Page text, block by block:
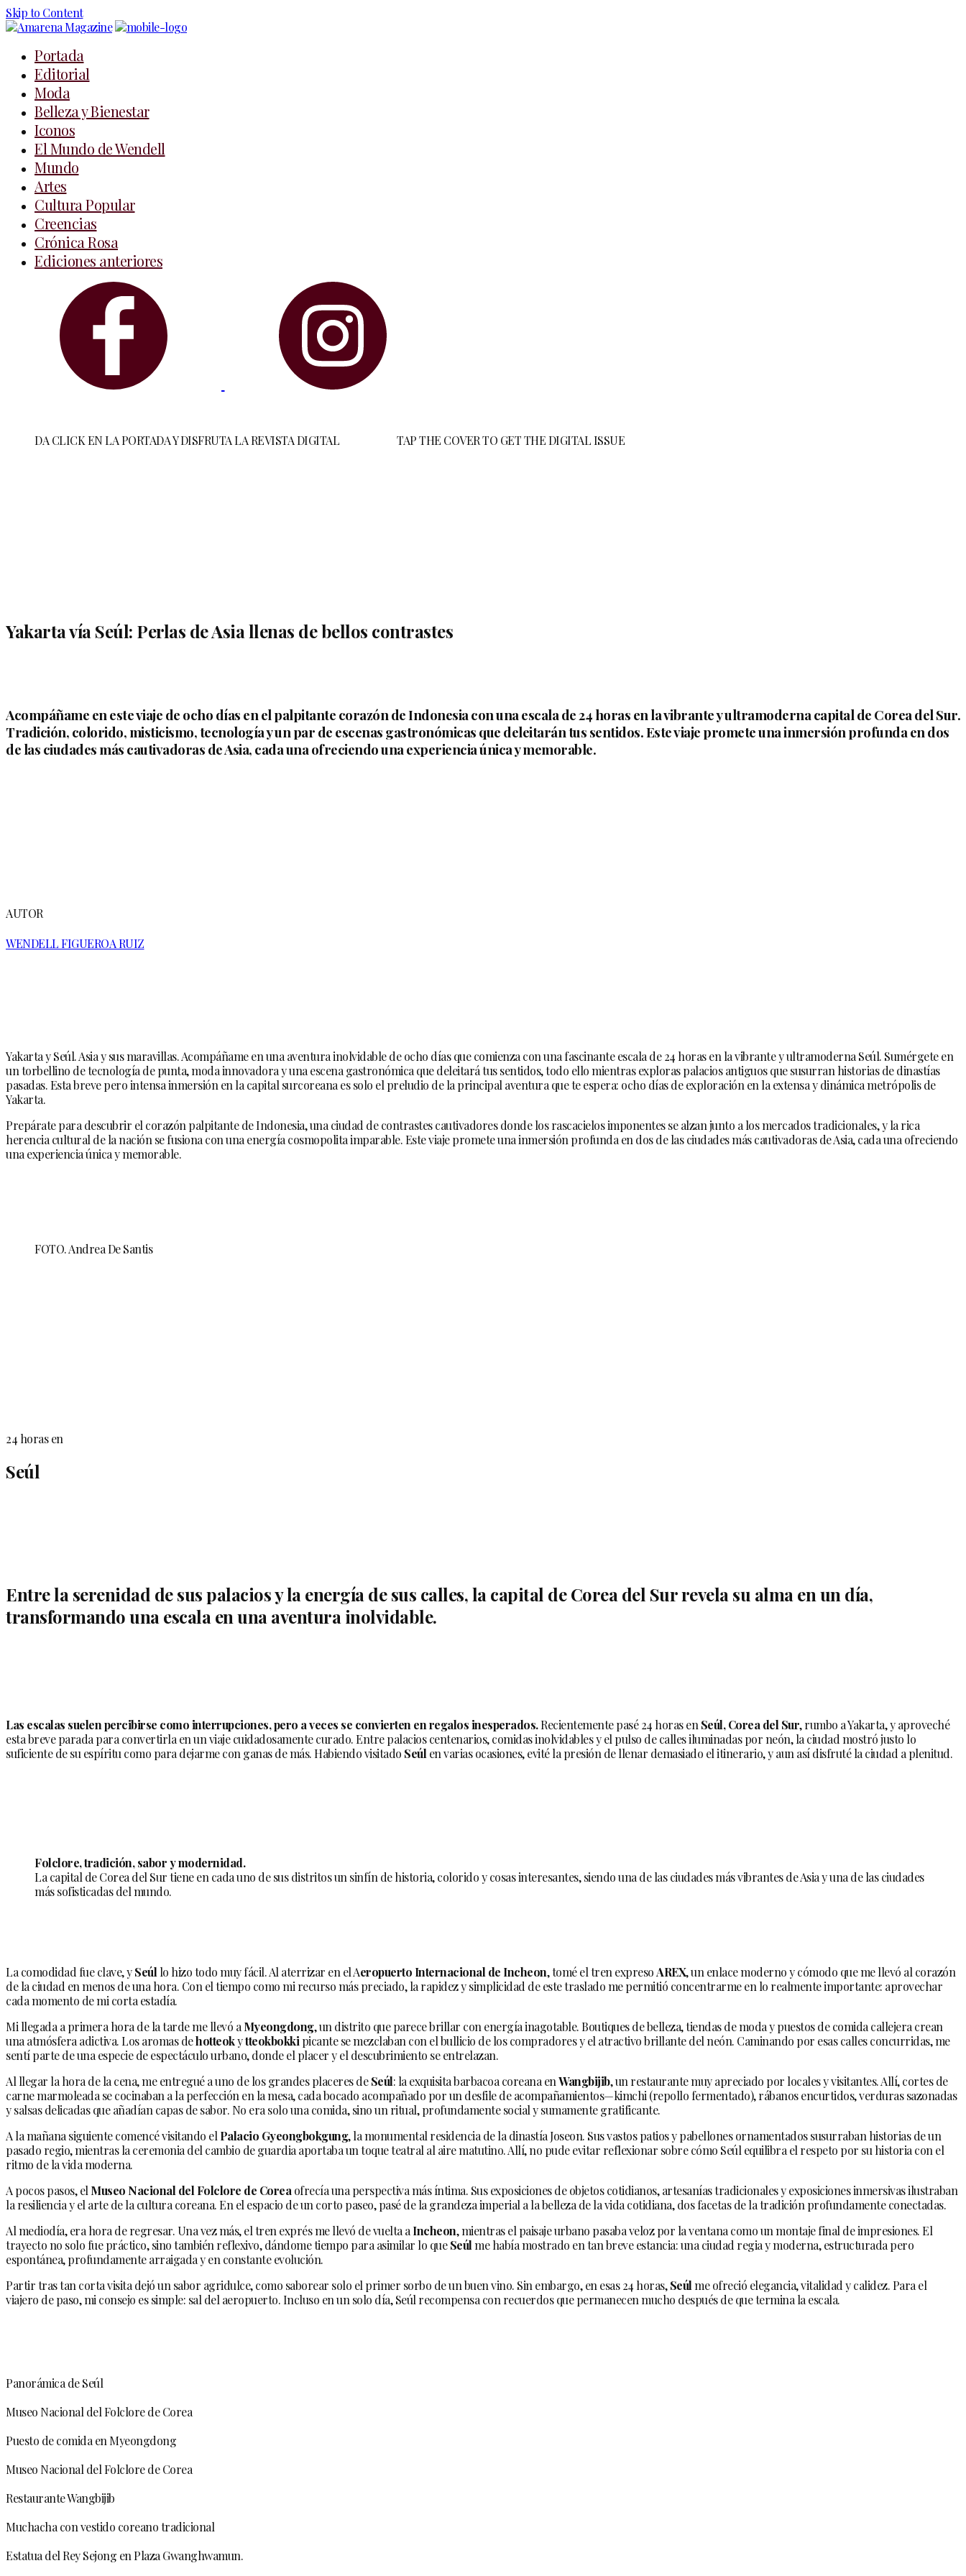
Skip to Content
Portada
Editorial
Moda
Belleza y Bienestar
Iconos
El Mundo de Wendell
Mundo
Artes
Cultura Popular
Creencias
Crónica Rosa
Ediciones anteriores
DA CLICK EN LA PORTADA Y DISFRUTA LA REVISTA DIGITAL TAP THE COVER TO GET THE DIGITAL ISSUE
Yakarta vía Seúl: Perlas de Asia llenas de bellos contrastes
Acompáñame en este viaje de ocho días en el palpitante corazón de Indonesia con una escala de 24 horas en la vibrante y ultramoderna capital de Corea del Sur.
Tradición, colorido, misticismo, tecnología y un par de escenas gastronómicas que deleitarán tus sentidos. Este viaje promete una inmersión profunda en dos
de las ciudades más cautivadoras de Asia, cada una ofreciendo una experiencia única y memorable.
AUTOR
WENDELL FIGUEROA RUIZ
Yakarta y Seúl. Asia y sus maravillas. Acompáñame en una aventura inolvidable de ocho días que comienza con una fascinante escala de 24 horas en la vibrante y ultramoderna Seúl. Sumérgete en
un torbellino de tecnología de punta, moda innovadora y una escena gastronómica que deleitará tus sentidos, todo ello mientras exploras palacios antiguos que susurran historias de dinastías
pasadas. Esta breve pero intensa inmersión en la capital surcoreana es solo el preludio de la principal aventura que te espera: ocho días de exploración en la extensa y dinámica metrópolis de
Yakarta.
Prepárate para descubrir el corazón palpitante de Indonesia, una ciudad de contrastes cautivadores donde los rascacielos imponentes se alzan junto a los mercados tradicionales, y la rica
herencia cultural de la nación se fusiona con una energía cosmopolita imparable. Este viaje promete una inmersión profunda en dos de las ciudades más cautivadoras de Asia, cada una ofreciendo
una experiencia única y memorable.
FOTO. Andrea De Santis
24 horas en
Seúl
Entre la serenidad de sus palacios y la energía de sus calles, la capital de Corea del Sur revela su alma en un día,
transformando una escala en una aventura inolvidable.
Las escalas suelen percibirse como interrupciones, pero a veces se convierten en regalos inesperados.Recientemente pasé 24 horas enSeúl, Corea del Sur, rumbo a Yakarta, y aproveché
esta breve parada para convertirla en un viaje cuidadosamente curado. Entre palacios centenarios, comidas inolvidables y el pulso de calles iluminadas por neón, la ciudad mostró justo lo
suficiente de su espíritu como para dejarme con ganas de más. Habiendo visitado Seúlen varias ocasiones, evité la presión de llenar demasiado el itinerario, y aun así disfruté la ciudad a plenitud.
Folclore, tradición, sabor y modernidad.
La capital de Corea del Sur tiene en cada uno de sus distritos un sinfín de historia, colorido y cosas interesantes, siendo una de las ciudades más vibrantes de Asia y una de las ciudades
más sofisticadas del mundo.
La comodidad fue clave, ySeúllo hizo todo muy fácil. Al aterrizar en el Aeropuerto Internacional de Incheon, tomé el tren expresoAREX, un enlace moderno y cómodo que me llevó al corazón
de la ciudad en menos de una hora. Con el tiempo como mi recurso más preciado, la rapidez y simplicidad de este traslado me permitió concentrarme en lo realmente importante: aprovechar
cada momento de mi corta estadía.
Mi llegada a primera hora de la tarde me llevó aMyeongdong, un distrito que parece brillar con energía inagotable. Boutiques de belleza, tiendas de moda y puestos de comida callejera crean
una atmósfera adictiva. Los aromas dehotteokytteokbokkipicante se mezclaban con el bullicio de los compradores y el atractivo brillante del neón. Caminando por esas calles concurridas, me
sentí parte de una especie de espectáculo urbano, donde el placer y el descubrimiento se entrelazan.
Al llegar la hora de la cena, me entregué a uno de los grandes placeres deSeúl: la exquisita barbacoa coreana enWangbijib, un restaurante muy apreciado por locales y visitantes. Allí, cortes de
carne marmoleada se cocinaban a la perfección en la mesa, cada bocado acompañado por un desfile de acompañamientos—kimchi (repollo fermentado), rábanos encurtidos, verduras sazonadas
y salsas delicadas que añadían capas de sabor. No era solo una comida, sino un ritual, profundamente social y sumamente gratificante.
A la mañana siguiente comencé visitando elPalacio Gyeongbokgung, la monumental residencia de la dinastía Joseon. Sus vastos patios y pabellones ornamentados susurraban historias de un
pasado regio, mientras la ceremonia del cambio de guardia aportaba un toque teatral al aire matutino. Allí, no pude evitar reflexionar sobre cómo Seúl equilibra el respeto por su historia con el
ritmo de la vida moderna.
A pocos pasos, elMuseo Nacional del Folclore de Coreaofrecía una perspectiva más íntima. Sus exposiciones de objetos cotidianos, artesanías tradicionales y exposiciones inmersivas ilustraban
la resiliencia y el arte de la cultura coreana. En el espacio de un corto paseo, pasé de la grandeza imperial a la belleza de la vida cotidiana, dos facetas de la tradición profundamente conectadas.
Al mediodía, era hora de regresar. Una vez más, el tren exprés me llevó de vuelta aIncheon, mientras el paisaje urbano pasaba veloz por la ventana como un montaje final de impresiones. El
trayecto no solo fue práctico, sino también reflexivo, dándome tiempo para asimilar lo queSeúlme había mostrado en tan breve estancia: una ciudad regia y moderna, estructurada pero
espontánea, profundamente arraigada y en constante evolución.
Partir tras tan corta visita dejó un sabor agridulce, como saborear solo el primer sorbo de un buen vino. Sin embargo, en esas 24 horas,Seúlme ofreció elegancia, vitalidad y calidez. Para el
viajero de paso, mi consejo es simple: sal del aeropuerto. Incluso en un solo día, Seúl recompensa con recuerdos que permanecen mucho después de que termina la escala.
Panorámica de Seúl
Museo Nacional del Folclore de Corea
Puesto de comida en Myeongdong
Museo Nacional del Folclore de Corea
Restaurante Wangbijib
Muchacha con vestido coreano tradicional
Estatua del Rey Sejong en Plaza Gwanghwamun.